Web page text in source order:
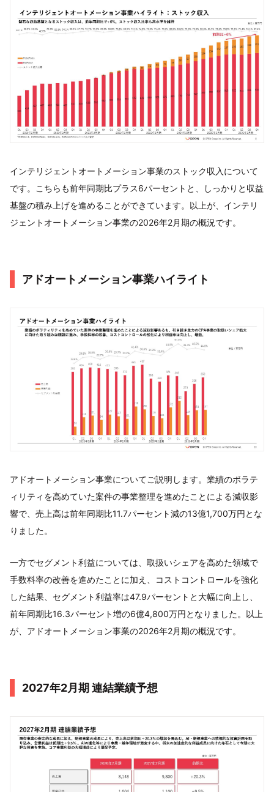
インテリジェントオートメーション事業のストック収入について
です。こちらも前年同期比プラス6パーセントと、しっかりと収益
基盤の積み上げを進めることができています。以上が、インテリ
ジェントオートメーション事業の2026年2月期の概況です。
アドオートメーション事業ハイライト
アドオートメーション事業についてご説明します。業績のボラテ
ィリティを高めていた案件の事業整理を進めたことによる減収影
響で、売上高は前年同期比11.7パーセント減の13億1,700万円とな
りました。
一方でセグメント利益については、取扱いシェアを高めた領域で
手数料率の改善を進めたことに加え、コストコントロールを強化
した結果、セグメント利益率は47.9パーセントと大幅に向上し、
前年同期比16.3パーセント増の6億4,800万円となりました。以上
が、アドオートメーション事業の2026年2月期の概況です。
2027年2月期 連結業績予想